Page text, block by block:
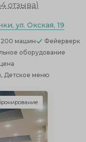
отзыва)
ул. Окская, 19
200 машин
Фейерверк
оборудование
Детское меню